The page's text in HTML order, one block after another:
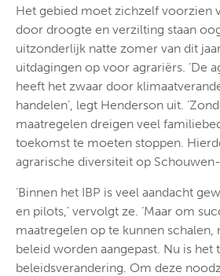
Het gebied moet zichzelf voorzien
door droogte en verzilting staan
uitzonderlijk natte zomer van dit
uitdagingen op voor agrariërs. ‘De
heeft het zwaar door
handelen’, legt Henderson uit.
maatregelen dreigen veel
toekomst te moeten stoppen.
agrarische diversiteit op Schouwen-
‘Binnen het IBP is veel aandacht
en pilots,’ vervolgt ze. ‘Maar om
maatregelen op te kunnen schalen,
beleid worden aangepast. Nu is het
beleidsverandering. Om deze